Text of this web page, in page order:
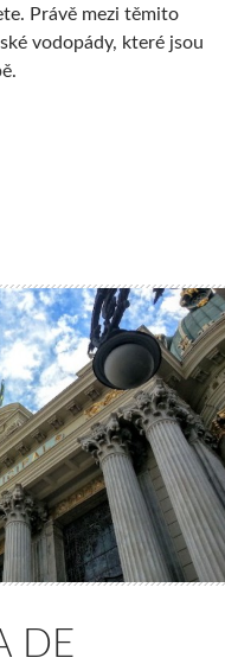
Právě mezi těmito
vodopády, které jsou
Evropy, Krimmelské
DE